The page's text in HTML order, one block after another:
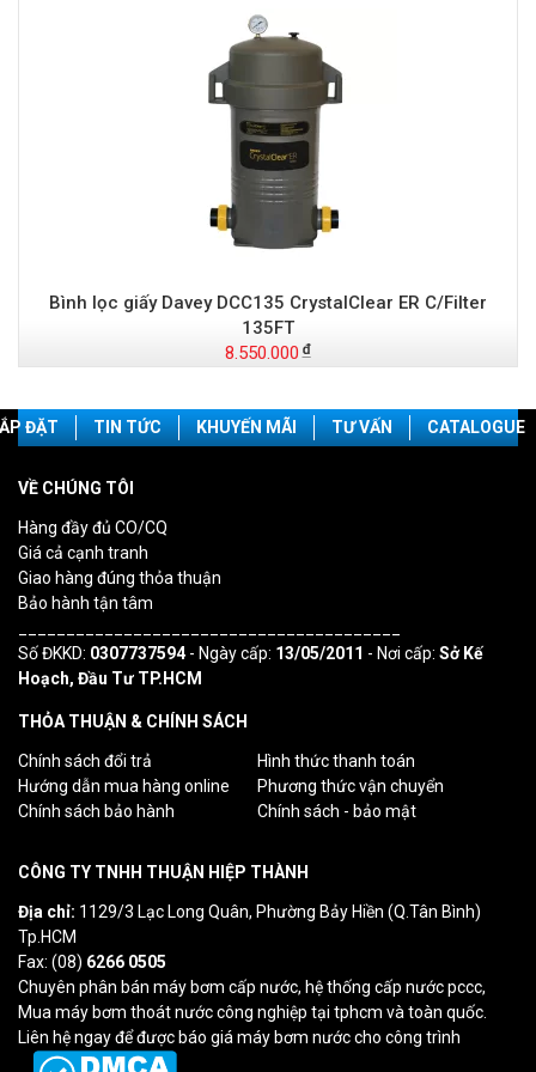
Bình lọc giấy Davey DCC135 CrystalClear ER C/Filter
135FT
8.550.000
ĐẶT TIN TỨC KHUYẾN MÃI TƯ VẤN CATALOGUE
VỀ CHÚNG TÔI
Hàng đầy đủ CO/CQ
Giá cả cạnh tranh
Giao hàng đúng thỏa thuận
Bảo hành tận tâm
Số ĐKKD: 0307737594- Ngày cấp: 13/05/2011 - Nơi cấp: Sở Kế
Hoạch, Đầu Tư TP.HCM
THỎA THUẬN & CHÍNH SÁCH
Chính sách đổi trả
Hình thức thanh toán
Hướng dẫn mua hàng online
Phương thức vận chuyển
Chính sách bảo hành
Chính sách - bảo mật
CÔNG TY TNHH THUẬN HIỆP THÀNH
Địa chỉ: 1129/3 Lạc Long Quân, Phường Bảy Hiền (Q.Tân Bình)
Tp.HCM
Fax: (08) 6266 0505
Chuyên phân bán máy bơm cấp nước, hệ thống cấp nước pccc,
Mua máy bơm thoát nước công nghiệp tại tphcm và toàn quốc.
Liên hệ ngay để được báo giá máy bơm nước cho công trình